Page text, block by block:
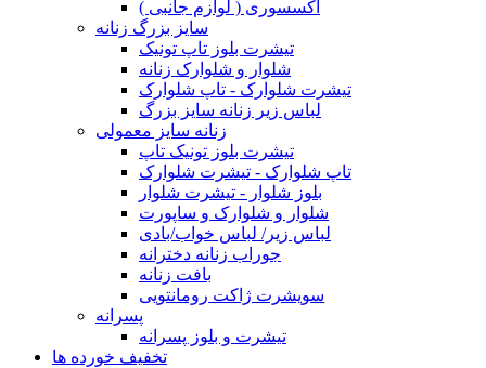
اکسسوری ( لوازم جانبی )
سایز بزرگ زنانه
تیشرت بلوز تاپ تونیک
شلوار و شلوارک زنانه
تیشرت شلوارک - تاپ شلوارک
لباس زیر زنانه سایز بزرگ
زنانه سایز معمولی
تیشرت بلوز تونیک تاپ
تاپ شلوارک - تیشرت شلوارک
بلوز شلوار - تیشرت شلوار
شلوار و شلوارک و ساپورت
لباس زیر/ لباس خواب/بادی
جوراب زنانه دخترانه
بافت زنانه
سویشرت ژاکت رومانتویی
پسرانه
تیشرت و بلوز پسرانه
تخفیف خورده ها